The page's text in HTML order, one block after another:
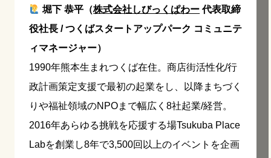
堀下 恭平（株式会社しびっくぱわー代表取締
役社長 / つくばスタートアップパーク コミュニテ
ィマネージャー）
1990年熊本生まれつくば在住。商店街活性化/行
政計画策定支援で最初の起業をし、以降まちづく
りや福祉領域のNPOまで幅広く8社起業/経営。
2016年あらゆる挑戦を応援する場Tsukuba Place
Labを創業し8年で3,500回以上のイベントを企画